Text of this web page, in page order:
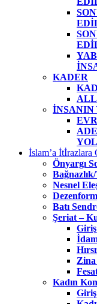
KADER
İNSANIN
İslam’a İtİrazlara
Önyargı
Nesnel
Batı
Şeriat –
Giriş
Zina
Kadın